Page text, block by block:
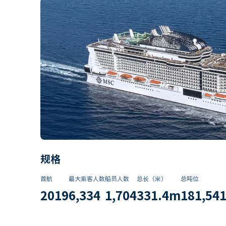
规格
首航
2019
最大乘客人数
6,334
船员人数
1,704
总长（米）
331.4m
总吨位
181,541